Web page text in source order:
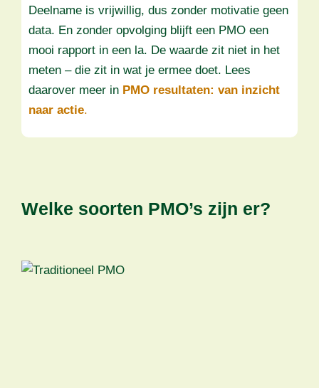
Deelname is vrijwillig, dus zonder motivatie geen
data. En zonder opvolging blijft een PMO een
mooi rapport in een la. De waarde zit niet in het
meten – die zit in wat je ermee doet. Lees
daarover meer in PMO resultaten: van inzicht
naar actie.
Welke soorten PMO’s zijn er?